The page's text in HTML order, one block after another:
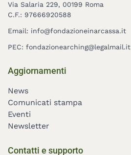
Via Salaria 229, 00199 Roma
C.F.: 97666920588
Email: info@fondazioneinarcassa.it
PEC: fondazionearching@legalmail.it
Footer
Aggiornamenti
News
Comunicati stampa
Eventi
Newsletter
Contatti e supporto